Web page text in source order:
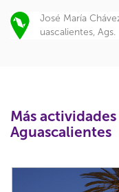
José María
uascalientes, Ags.
Más
Aguascalientes